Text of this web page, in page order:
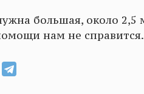
большая, около 2,5
нам не